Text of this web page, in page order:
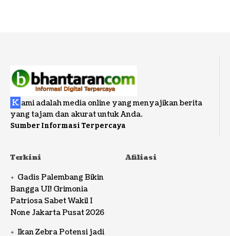
K ami adalah media online yang menyajikan berita
yang tajam dan akurat untuk Anda.
Sumber Informasi Terpercaya
Terkini
Gadis Palembang Bikin
Bangga UI! Grimonia
Patriosa Sabet Wakil I
None Jakarta Pusat 2026
Ikan Zebra Potensi jadi
Afiliasi